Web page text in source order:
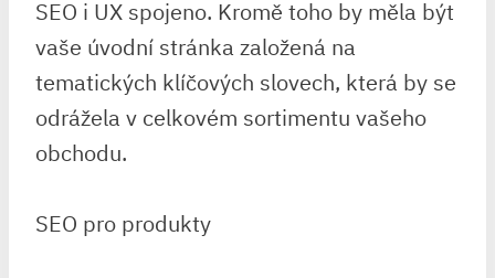
SEO i UX spojeno. Kromě toho by měla být
vaše úvodní stránka založená na
tematických klíčových slovech, která by se
odrážela v celkovém sortimentu vašeho
obchodu.
SEO pro produkty